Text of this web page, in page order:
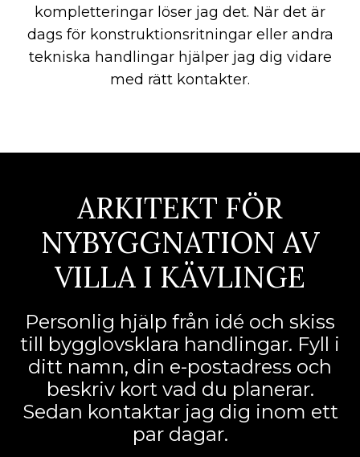
kompletteringar löser jag det. När det är
dags för konstruktionsritningar eller andra
tekniska handlingar hjälper jag dig vidare
med rätt kontakter.
ARKITEKT FÖR
NYBYGGNATION AV
VILLA I KÄVLINGE
Personlig hjälp från idé och skiss
till bygglovsklara handlingar. Fyll i
ditt namn, din e-postadress och
beskriv kort vad du planerar.
Sedan kontaktar jag dig inom ett
par dagar.